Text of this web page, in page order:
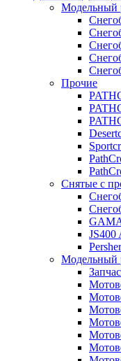
Модельный
Прочие
Снятые с
JS400
Модельный